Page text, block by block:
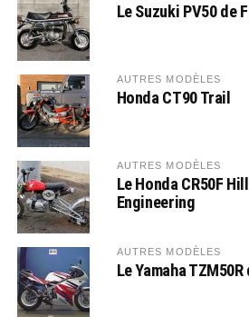
Le Suzuki PV50 de
AUTRES MODÈLES
Honda CT90 Trail
AUTRES MODÈLES
Le Honda CR50F
Engineering
AUTRES MODÈLES
Le Yamaha